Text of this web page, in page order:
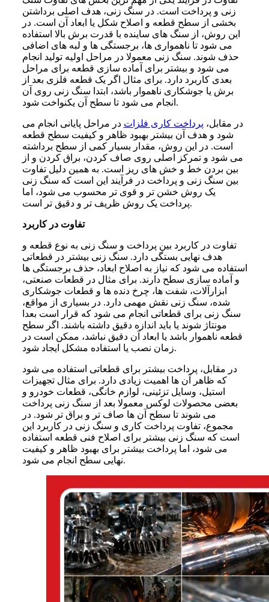
زنی و پرداخت است. در سنگ زنی، هدف اصلی برداشتن
بخشی از سطح قطعه و اصلاح شکل یا ابعاد آن است. در
این روش، از سنگ های ساینده با قدرت برش بالا استفاده
می شود تا ناهمواری ها، برجستگی ها و لبه های اضافی
حذف شوند. سنگ زنی معمولا در مراحل اولیه تولید انجام
می شود و بیشتر برای آماده سازی قطعه برای مراحل
بعدی کاربرد دارد. برای مثال اگر یک قطعه فلزی بعد از
برش یا جوشکاری ناهموار باشد، ابتدا سنگ زنی روی آن
انجام می شود تا سطح آن یکنواخت شود.
در مقابل، پرداخت کاری فلزات در مراحل پایانی انجام می
شود و هدف آن بیشتر بهبود ظاهر و کیفیت سطح قطعه
است. در این روش، مقدار بسیار کمی از سطح برداشته
می شود و تمرکز اصلی روی صاف کردن، براق کردن و از
بین بردن خط و خش های ریز است. به همین دلیل تفاوت
بین سنگ زنی و پرداخت در فرآیند این است که سنگ زنی
یک روش خشن تر و قوی تر محسوب می شود، اما
پرداخت یک روش ظریف تر و دقیق تر است.
تفاوت در کاربرد
تفاوت در کاربرد بین پرداخت و سنگ زنی به نوع قطعه و
هدف نهایی بستگی دارد. سنگ زنی بیشتر در قطعاتی
استفاده می شود که نیاز به اصلاح ابعاد، حذف برجستگی ها
و آماده سازی سطح دارند. برای مثال در قطعات صنعتی،
ابزارآلات، شفت ها، چرخ دنده ها و قطعات جوشکاری
شده، سنگ زنی نقش مهمی دارد. در بسیاری از مواقع،
سنگ زنی برای قطعاتی انجام می شود که قرار است بعدا
مونتاژ شوند یا باید اندازه دقیق داشته باشند. اگر سطح
قطعه ناهموار باشد یا ابعاد آن دقیق نباشد، ممکن است در
زمان نصب یا استفاده مشکل ایجاد شود.
در مقابل، پرداخت بیشتر برای قطعاتی استفاده می شود
که ظاهر آن ها اهمیت زیادی دارد. برای مثال تجهیزات
استیل، وسایل تزئینی، لوازم خانگی، قطعات خودرو و
بعضی محصولات لوکس معمولا بعد از سنگ زنی پرداخت
می شوند تا سطح آن ها صاف تر و براق تر شود. در
مجموع، تفاوت پرداخت کاری و سنگ زنی در کاربرد این
است که سنگ زنی بیشتر برای اصلاح فنی قطعه استفاده
می شود، اما پرداخت بیشتر برای بهبود ظاهر و کیفیت
نهایی سطح انجام می شود.